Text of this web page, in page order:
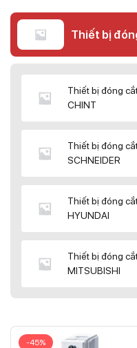
Thiết bị
Thiết bị đóng
CHINT
Thiết bị đóng
SCHNEIDER
Thiết bị đóng
HYUNDAI
Thiết bị đóng
MITSUBISHI
-45%